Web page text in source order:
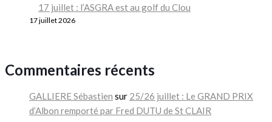
17 juillet : l’ASGRA est au golf du Clou
17 juillet 2026
Commentaires récents
GALLIERE Sébastien sur 25/26 juillet : Le GRAND PRIX
d’Albon remporté par Fred DUTU de St CLAIR